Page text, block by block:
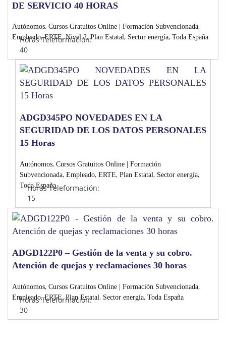
DE SERVICIO 40 HORAS
Autónomos, Cursos Gratuitos Online | Formación Subvencionada,
Empleado,ERTE,Nivel 2,Plan Estatal, Sector energía, Toda España
Horas Teleformación:
40
ADGD345PO NOVEDADES EN LA
SEGURIDAD DE LOS DATOS PERSONALES
15 Horas
Autónomos, Cursos Gratuitos Online | Formación
Subvencionada, Empleado, ERTE, Plan Estatal, Sector energía,
Toda España
Horas Teleformación:
15
ADGD122P0 – Gestión de la venta y su cobro.
Atención de quejas y reclamaciones 30 horas
Autónomos, Cursos Gratuitos Online | Formación Subvencionada,
Empleado,ERTE,Plan Estatal , Sector energía, Toda España
Horas Teleformación:
30